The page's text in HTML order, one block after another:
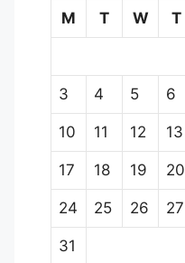
M
T W T
3 4 5 6
10 11 12 13
17 18 19 20
24 25 26 27
31